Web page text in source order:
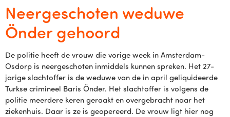
Neergeschoten weduwe
Önder gehoord
De politie heeft de vrouw die vorige week in Amsterdam-
Osdorp is neergeschoten inmiddels kunnen spreken. Het 27-
jarige slachtoffer is de weduwe van de in april geliquideerde
Turkse crimineel Baris Önder. Het slachtoffer is volgens de
politie meerdere keren geraakt en overgebracht naar het
ziekenhuis. Daar is ze is geopereerd. De vrouw ligt hier nog